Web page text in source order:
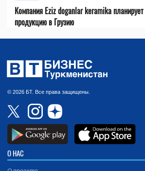
Компания Eziz doganlar keramika
продукцию в Грузию
© 2026 БТ. Все права защищены.
О НАС